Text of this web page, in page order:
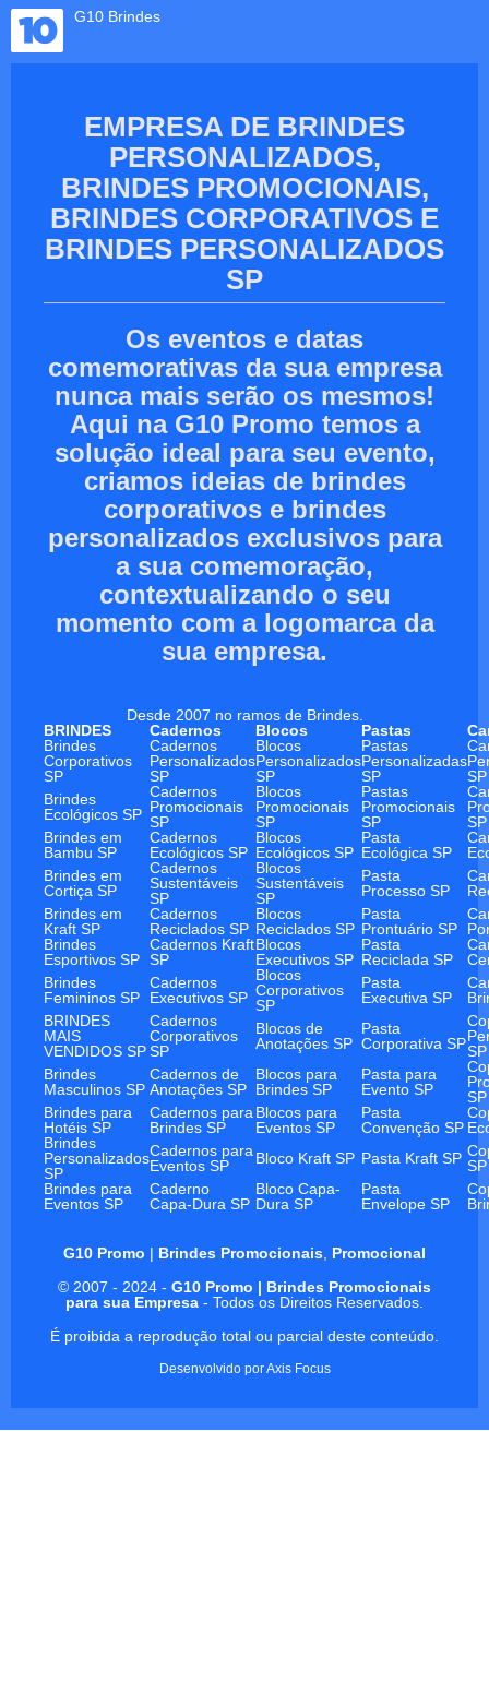
G10 Brindes
EMPRESA DE BRINDES
PERSONALIZADOS,
BRINDES PROMOCIONAIS,
BRINDES CORPORATIVOS E
BRINDES PERSONALIZADOS
SP
Os eventos e datas
comemorativas da sua empresa
nunca mais serão os mesmos!
Aqui na G10 Promo temos a
solução ideal para seu evento,
criamos ideias de brindes
corporativos e brindes
personalizados exclusivos para
a sua comemoração,
contextualizando o seu
momento com a logomarca da
sua empresa.
Desde 2007 no ramos de Brindes.
BRINDES
Cadernos Blocos Pastas
Brindes
Corporativos
SP
Cadernos
Personalizados
SP
Blocos
Personalizados
SP
Pastas
Personalizadas
SP
SP
Brindes
Ecológicos SP
Cadernos
Promocionais
SP
Blocos
Promocionais
SP
Pastas
Promocionais
SP
SP
Brindes em
Bambu SP
Cadernos
Ecológicos SP
Blocos
Ecológicos SP
Pasta
Ecológica SP
Brindes em
Cortiça SP
Cadernos
Sustentáveis
SP
Blocos
Sustentáveis
SP
Pasta
Processo SP
Brindes em
Kraft SP
Cadernos
Reciclados SP
Blocos
Reciclados SP
Pasta
Prontuário SP
Brindes
Esportivos SP
Cadernos Kraft
SP
Blocos
Executivos SP
Pasta
Reciclada SP
Brindes
Femininos SP
Cadernos
Executivos SP
Blocos
Corporativos
SP
Pasta
Executiva SP
BRINDES
MAIS
VENDIDOS SP
Cadernos
Corporativos
SP
Blocos de
Anotações SP
Pasta
Corporativa SPSP
Brindes
Masculinos SP
Cadernos de
Anotações SP
Blocos para
Brindes SP
Pasta para
Evento SP
SP
Brindes para
Hotéis SP
Cadernos para
Brindes SP
Blocos para
Eventos SP
Pasta
Convenção SP
Brindes
Personalizados
SP
Cadernos para
Eventos SP
Bloco Kraft SP Pasta Kraft SP SP
Brindes para
Eventos SP
Caderno
Capa-Dura SP
Bloco Capa-
Dura SP
Pasta
Envelope SP
G10 Promo | Brindes Promocionais, Promocional
© 2007 - 2024 - G10 Promo | Brindes Promocionais
para sua Empresa - Todos os Direitos Reservados.
É proibida a reprodução total ou parcial deste conteúdo.
Desenvolvido porAxis Focus